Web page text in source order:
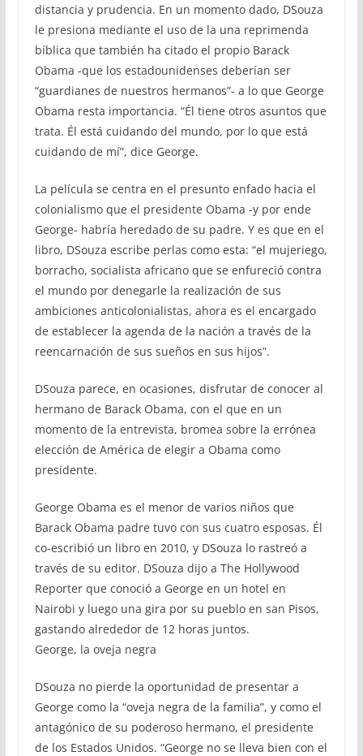
distancia y prudencia. En un momento dado, DSouza
le presiona mediante el uso de la una reprimenda
bíblica que también ha citado el propio Barack
Obama -que los estadounidenses deberían ser
“guardianes de nuestros hermanos”- a lo que George
Obama resta importancia. “Él tiene otros asuntos que
trata. Él está cuidando del mundo, por lo que está
cuidando de mí”, dice George.
La película se centra en el presunto enfado hacia el
colonialismo que el presidente Obama -y por ende
George- habría heredado de su padre. Y es que en el
libro, DSouza escribe perlas como esta: “el mujeriego,
borracho, socialista africano que se enfureció contra
el mundo por denegarle la realización de sus
ambiciones anticolonialistas, ahora es el encargado
de establecer la agenda de la nación a través de la
reencarnación de sus sueños en sus hijos”.
DSouza parece, en ocasiones, disfrutar de conocer al
hermano de Barack Obama, con el que en un
momento de la entrevista, bromea sobre la errónea
elección de América de elegir a Obama como
presidente.
George Obama es el menor de varios niños que
Barack Obama padre tuvo con sus cuatro esposas. Él
co-escribió un libro en 2010, y DSouza lo rastreó a
través de su editor. DSouza dijo a The Hollywood
Reporter que conoció a George en un hotel en
Nairobi y luego una gira por su pueblo en san Pisos,
gastando alrededor de 12 horas juntos.
George, la oveja negra
DSouza no pierde la oportunidad de presentar a
George como la “oveja negra de la familia”, y como el
antagónico de su poderoso hermano, el presidente
de los Estados Unidos. “George no se lleva bien con el